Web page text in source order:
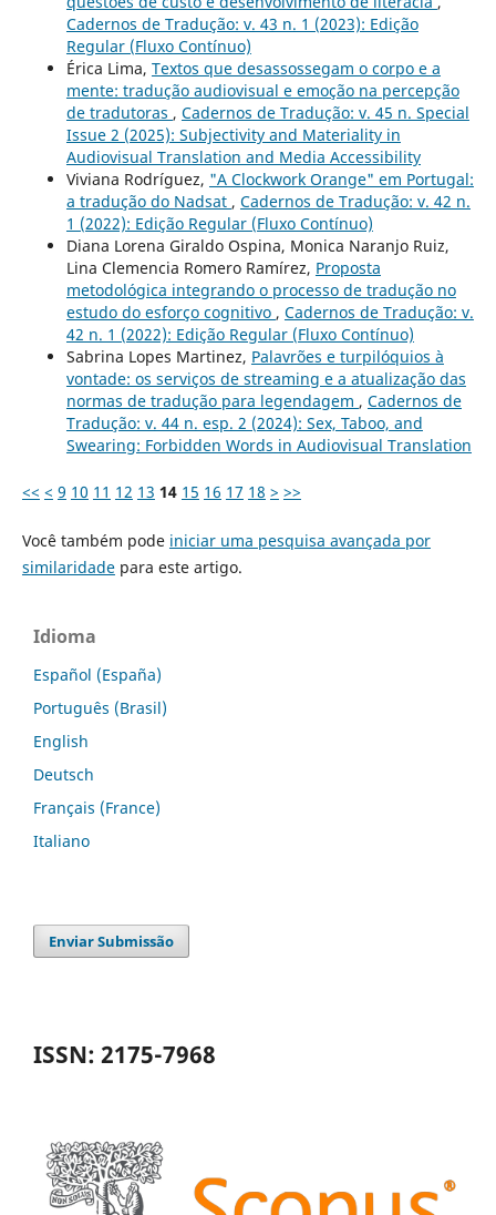
Cadernos de Tradução: v. 43 n. 1 (2023): Edição
Regular (Fluxo Contínuo)
Érica Lima, Textos que desassossegam o corpo e a
mente: tradução audiovisual e emoção na percepção
de tradutoras , Cadernos de Tradução: v. 45 n. Special
Issue 2 (2025): Subjectivity and Materiality in
Audiovisual Translation and Media Accessibility
Viviana Rodríguez, "A Clockwork Orange" em Portugal:
a tradução do Nadsat , Cadernos de Tradução: v. 42 n.
1 (2022): Edição Regular (Fluxo Contínuo)
Diana Lorena Giraldo Ospina, Monica Naranjo Ruiz,
Lina Clemencia Romero Ramírez, Proposta
metodológica integrando o processo de tradução no
estudo do esforço cognitivo , Cadernos de Tradução: v.
42 n. 1 (2022): Edição Regular (Fluxo Contínuo)
Sabrina Lopes Martinez, Palavrões e turpilóquios à
vontade: os serviços de streaming e a atualização das
normas de tradução para legendagem , Cadernos de
Tradução: v. 44 n. esp. 2 (2024): Sex, Taboo, and
Swearing: Forbidden Words in Audiovisual Translation
<< < 9 10 11 12 13 14 15 16 17 18 > >>
Você também pode iniciar uma pesquisa avançada por
similaridadepara este artigo.
Idioma
Español (España)
Português (Brasil)
English
Deutsch
Français (France)
Italiano
Enviar Submissão
ISSN: 2175-7968